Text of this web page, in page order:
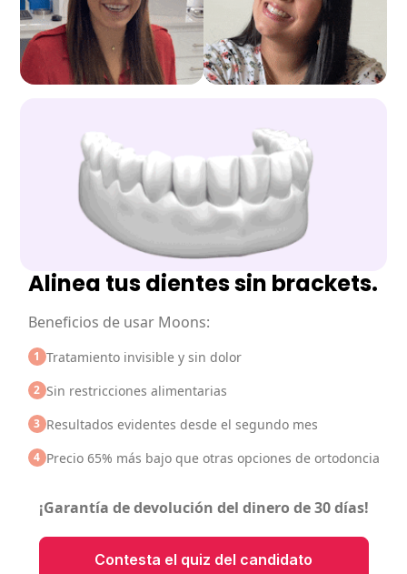
Alinea tus dientes sin brackets.
Beneficios de usar Moons:
1 Tratamiento invisible y sin dolor
2 Sin restricciones alimentarias
3 Resultados evidentes desde el segundo mes
4 Precio 65% más bajo que otras opciones de ortodoncia
¡Garantía de devolución del dinero de 30 días!
Contesta el quiz del candidato